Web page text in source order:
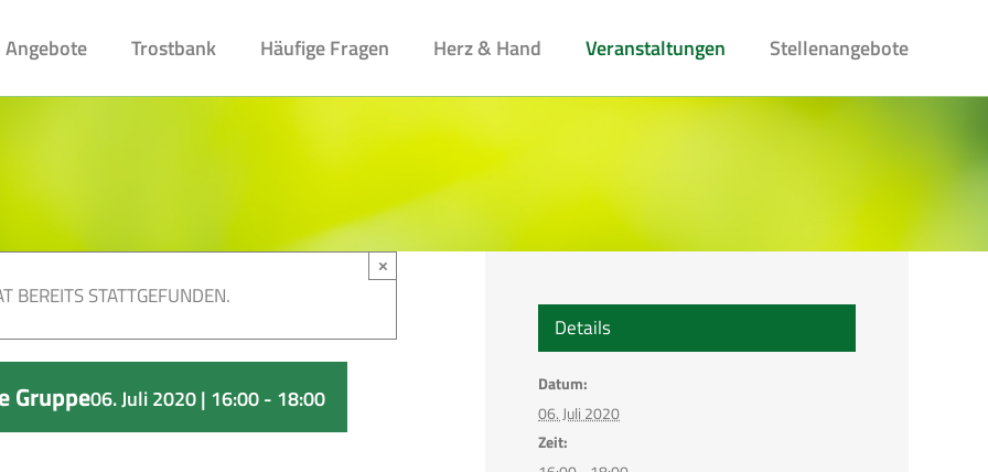
Angebote Trostbank Häufige Fragen Herz & Hand Veranstaltungen Stellenangebote
BEREITS STATTGEFUNDEN.
×
Gruppe06. Juli 2020 | 16:00- 18:00
Details
Datum:
06. Juli 2020
Zeit: